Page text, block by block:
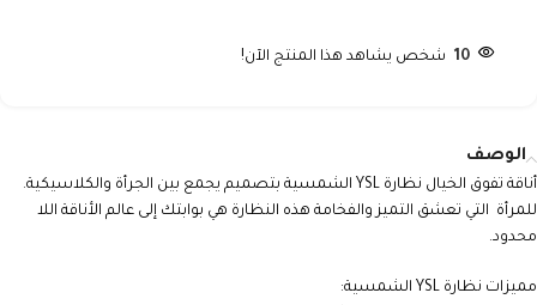
10 شخص يشاهد هذا المنتج الآن!
الوصف
أناقة تفوق الخيال نظارة YSL الشمسية بتصميم يجمع بين الجرأة والكلاسيكية.
للمرأة التي تعشق التميز والفخامة هذه النظارة هي بوابتك إلى عالم الأناقة اللا
محدود.
مميزات نظارة YSL الشمسية: